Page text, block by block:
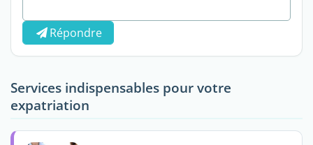
Répondre
Services indispensables pour votre
expatriation